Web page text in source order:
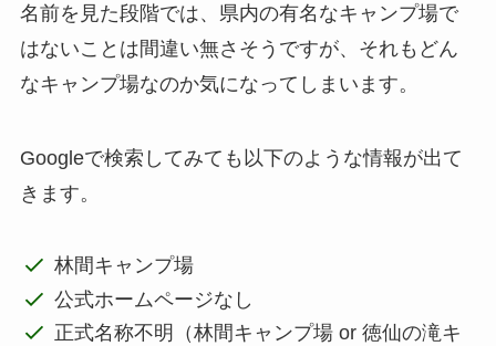
名前を見た段階では、県内の有名なキャンプ場で
はないことは間違い無さそうですが、それもどん
なキャンプ場なのか気になってしまいます。
Googleで検索してみても以下のような情報が出て
きます。
林間キャンプ場
公式ホームページなし
正式名称不明（林間キャンプ場 or 徳仙の滝キ